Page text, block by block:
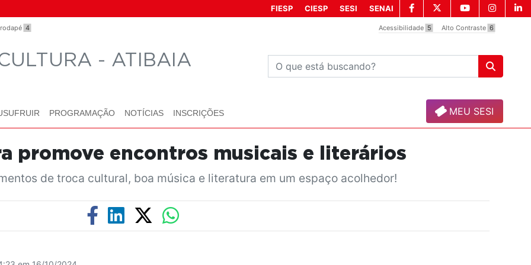
4 Acessibilidade 5 Alto Contraste 6
FIESP CIESP SESI SENAI
- ATIBAIA
PROGRAMAÇÃO NOTÍCIAS INSCRIÇÕES MEU SESI
promove encontros musicais e literários
de troca cultural, boa música e literatura em um espaço acolhedor!